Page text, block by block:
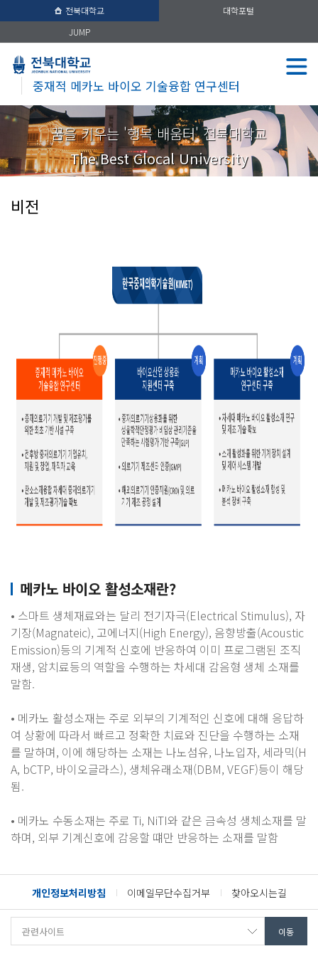
전북대학교
대학포털
JUMP
중재적 메카노 바이오 기술융합 연구센터
꿈을 키우는 '행복 배움터' 전북대학교
The Best Glocal University
비전
메카노 바이오 활성소재란?
• 스마트 생체재료와는 달리 전기자극(Electrical Stimulus), 자
기장(Magnateic), 고에너지(High Energy), 음향방출(Acoustic
Emission)등의 기계적 신호에 반응하여 이미 프로그램된 조직
재생, 암치료등의 역할을 수행하는 차세대 감음형 생체 소재를
말함.
• 메카노 활성소재는 주로 외부의 기계적인 신호에 대해 응답하
여 상황에 따라서 빠르고 정확한 치료와 진단을 수행하는 소재
를 말하며, 이에 해당하는 소재는 나노섬유, 나노입자, 세라믹(H
A, bCTP, 바이오글라스), 생체유래소재(DBM, VEGF)등이 해당
됨.
• 메카노 수동소재는 주로 Ti, NiTI와 같은 금속성 생체소재를 말
하며, 외부 기계신호에 감응할 떄만 반응하는 소재를 말함
개인정보처리방침 이메일무단수집거부 찾아오시는길